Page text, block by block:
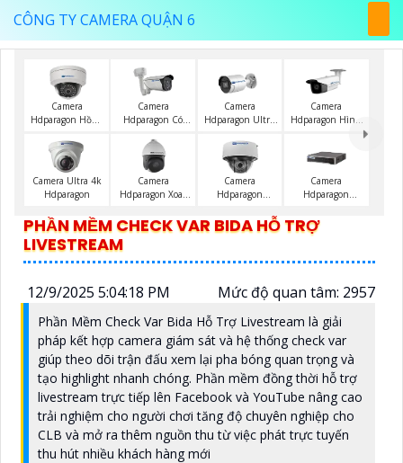
CÔNG TY CAMERA QUẬN 6
Camera
Hdparagon Hồng
Camera
Hdparagon Có
Camera
Hdparagon Ultra
Camera
Hdparagon Hình
Camera Ultra 4k
Hdparagon
Camera
Hdparagon Xoay
Camera
Hdparagon
Camera
Hdparagon
PHẦN MỀM CHECK VAR BIDA HỖ TRỢ
LIVESTREAM
12/9/2025 5:04:18 PM Mức độ quan tâm: 2957
Phần Mềm Check Var Bida Hỗ Trợ Livestream là giải
pháp kết hợp camera giám sát và hệ thống check var
giúp theo dõi trận đấu xem lại pha bóng quan trọng và
tạo highlight nhanh chóng. Phần mềm đồng thời hỗ trợ
livestream trực tiếp lên Facebook và YouTube nâng cao
trải nghiệm cho người chơi tăng độ chuyên nghiệp cho
CLB và mở ra thêm nguồn thu từ việc phát trực tuyến
thu hút nhiều khách hàng mới